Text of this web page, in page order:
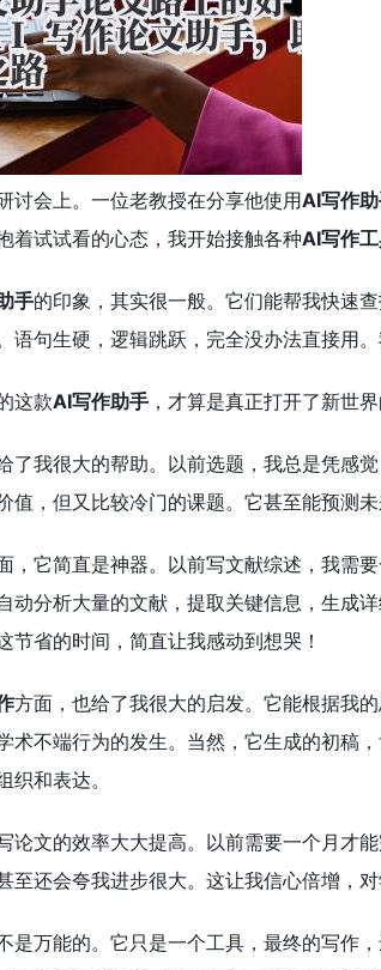
讨会上。一位老教授在分享他使用AI写作
着试试看的心态，我开始接触各种AI写作
手的印象，其实很一般。它们能帮我快速
语句生硬，逻辑跳跃，完全没办法直接用
这款AI写作助手 ，才算是真正打开了新世
了我很大的帮助。以前选题，我总是凭感
值，但又比较冷门的课题。它甚至能预测
，它简直是神器。以前写文献综述，我需
动分析大量的文献，提取关键信息，生成
节省的时间，简直让我感动到想哭！
方面，也给了我很大的启发。它能根据我
术不端行为的发生。当然，它生成的初稿
织和表达。
论文的效率大大提高。以前需要一个月才
至还会夸我进步很大。这让我信心倍增，对
是万能的。它只是一个工具，最终的写作